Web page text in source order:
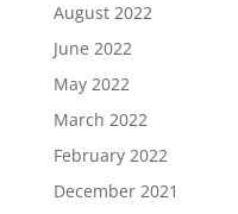
August 2022
June 2022
May 2022
March 2022
February 2022
December 2021